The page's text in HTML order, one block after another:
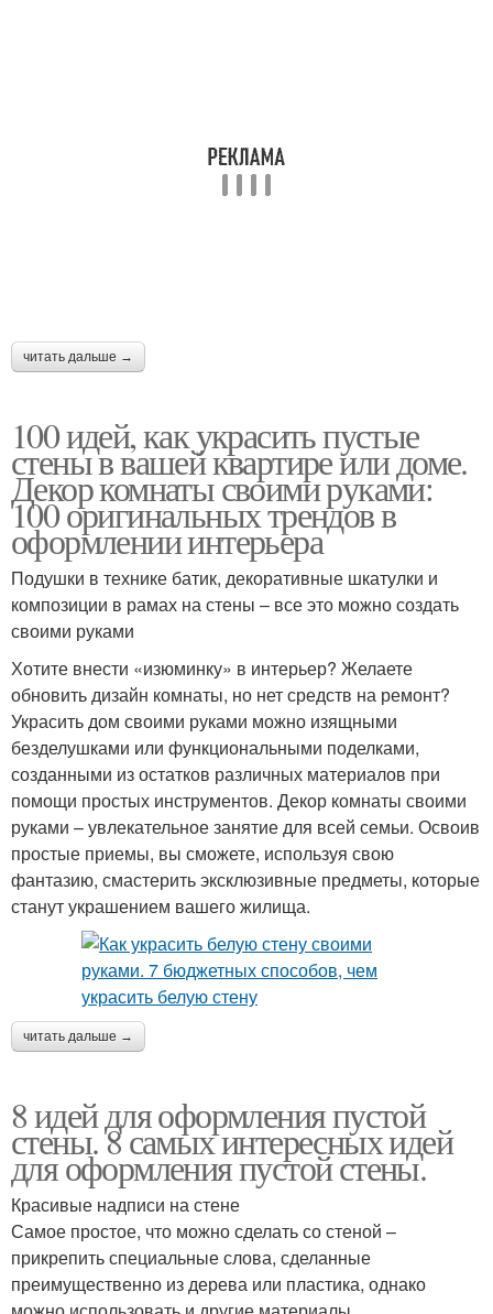
читать дальше →
100 идей, как украсить пустые
стены в вашей квартире или доме.
Декор комнаты своими руками:
100 оригинальных трендов в
оформлении интерьера
Подушки в технике батик, декоративные шкатулки и
композиции в рамах на стены – все это можно создать
своими руками
Хотите внести «изюминку» в интерьер? Желаете
обновить дизайн комнаты, но нет средств на ремонт?
Украсить дом своими руками можно изящными
безделушками или функциональными поделками,
созданными из остатков различных материалов при
помощи простых инструментов. Декор комнаты своими
руками – увлекательное занятие для всей семьи. Освоив
простые приемы, вы сможете, используя свою
фантазию, смастерить эксклюзивные предметы, которые
станут украшением вашего жилища.
читать дальше →
8 идей для оформления пустой
стены. 8 самых интересных идей
для оформления пустой стены.
Красивые надписи на стене
Самое простое, что можно сделать со стеной –
прикрепить специальные слова, сделанные
преимущественно из дерева или пластика, однако